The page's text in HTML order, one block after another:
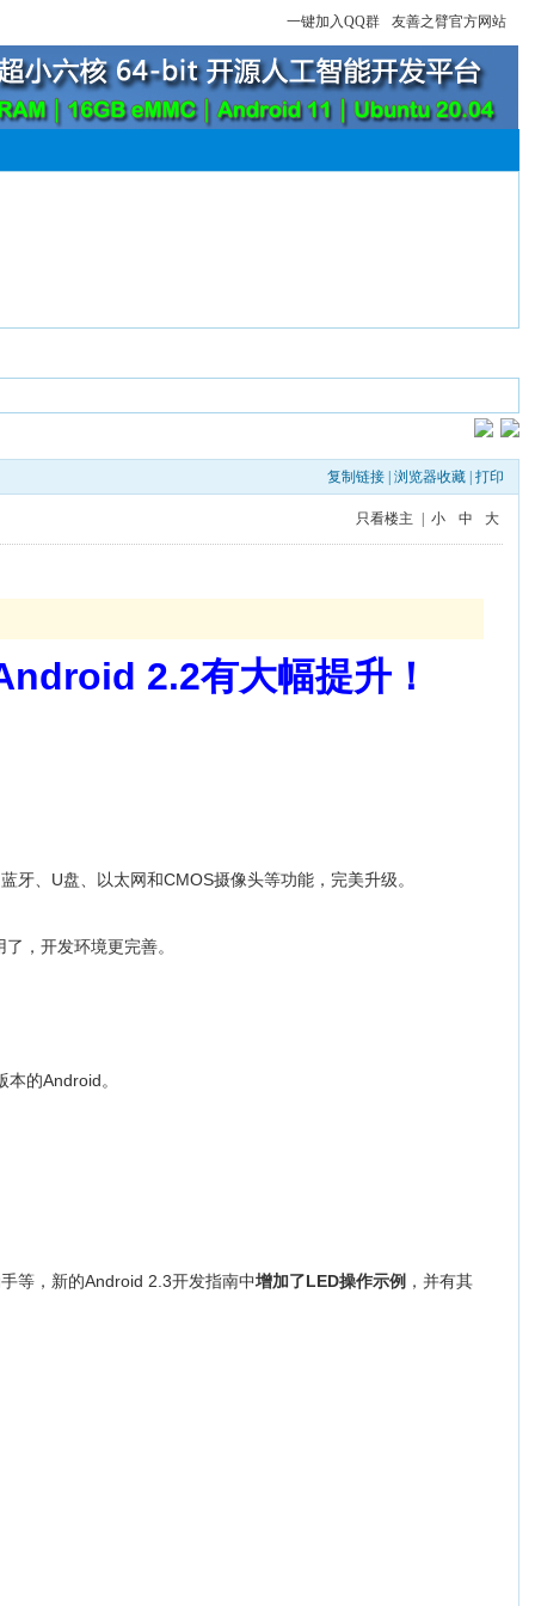
一键加入QQ群 友善之臂官方网站
复制链接| 浏览器收藏| 打印
只看楼主 小 中 大
2.2有大幅提升！
牙、U盘、以太网和CMOS摄像头等功能，完美升级。
，开发环境更完善。
本的Android。
等，新的Android 2.3开发指南中增加了LED操作示例 ，并有其